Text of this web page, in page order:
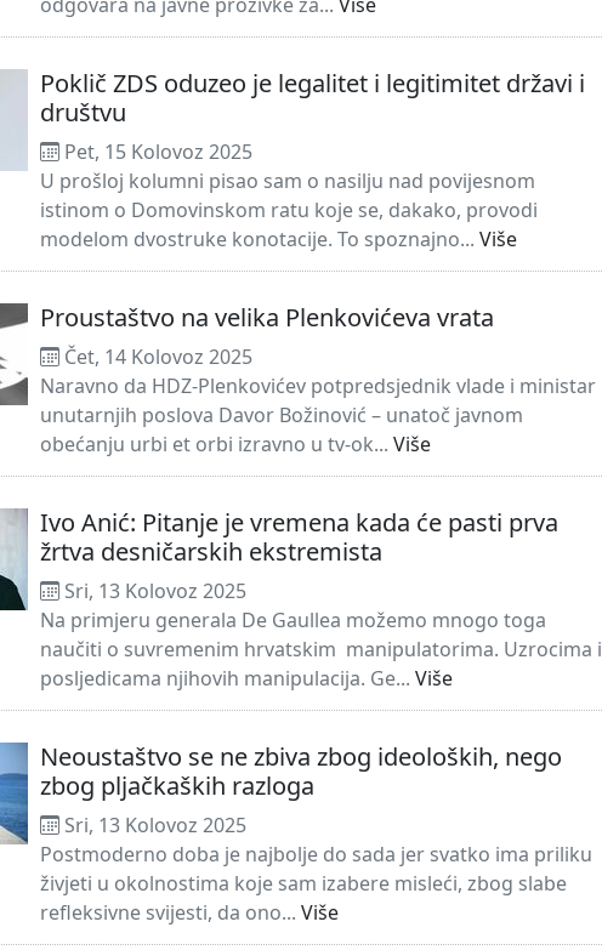
Poklič ZDS oduzeo je legalitet i legitimitet državi i
društvu
Pet, 15 Kolovoz 2025
U prošloj kolumni pisao sam o nasilju nad povijesnom
istinom o Domovinskom ratu koje se, dakako, provodi
modelom dvostruke konotacije. To spoznajno... Više
Proustaštvo na velika Plenkovićeva vrata
Čet, 14 Kolovoz 2025
Naravno da HDZ-Plenkovićev potpredsjednik vlade i ministar
unutarnjih poslova Davor Božinović – unatoč javnom
obećanju urbi et orbi izravno u tv-ok... Više
Ivo Anić: Pitanje je vremena kada će pasti prva
žrtva desničarskih ekstremista
Sri, 13 Kolovoz 2025
Na primjeru generala De Gaullea možemo mnogo toga
naučiti o suvremenim hrvatskim manipulatorima. Uzrocima i
posljedicama njihovih manipulacija. Ge... Više
Neoustaštvo se ne zbiva zbog ideoloških, nego
zbog pljačkaških razloga
Sri, 13 Kolovoz 2025
Postmoderno doba je najbolje do sada jer svatko ima priliku
živjeti u okolnostima koje sam izabere misleći, zbog slabe
refleksivne svijesti, da ono... Više